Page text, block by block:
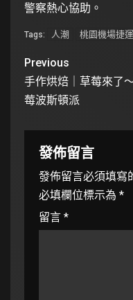
警察熱心協助。
Tags: 人潮 桃園機場捷運
Previous
手作烘焙｜草莓來了
莓波斯頓派
發佈留言
發佈留言必須填寫
必填欄位標示為 *
留言 *